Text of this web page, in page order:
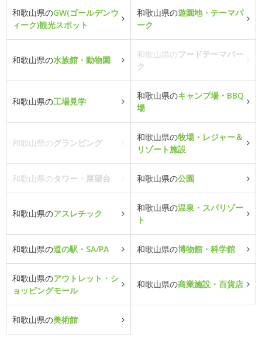
和歌山県のGW(ゴールデンウ
ィーク)観光スポット
和歌山県の遊園地・テーマパ
ーク
和歌山県の水族館・動物園
和歌山県のフードテーマパー
ク
和歌山県の工場見学
和歌山県のキャンプ場・BBQ
場
和歌山県のグランピング
和歌山県の牧場・レジャー＆
リゾート施設
和歌山県のタワー・展望台 和歌山県の公園
和歌山県のアスレチック
和歌山県の温泉・スパリゾー
ト
和歌山県の道の駅・SA/PA 和歌山県の博物館・科学館
和歌山県のアウトレット・シ
ョッピングモール
和歌山県の商業施設・百貨店
和歌山県の美術館